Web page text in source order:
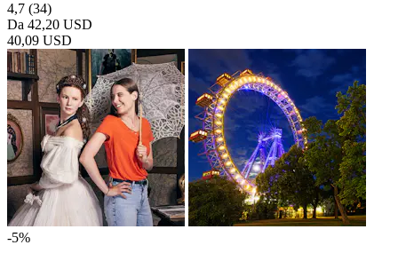
4,7 (34)
Da 42,20 USD
40,09 USD
-5%